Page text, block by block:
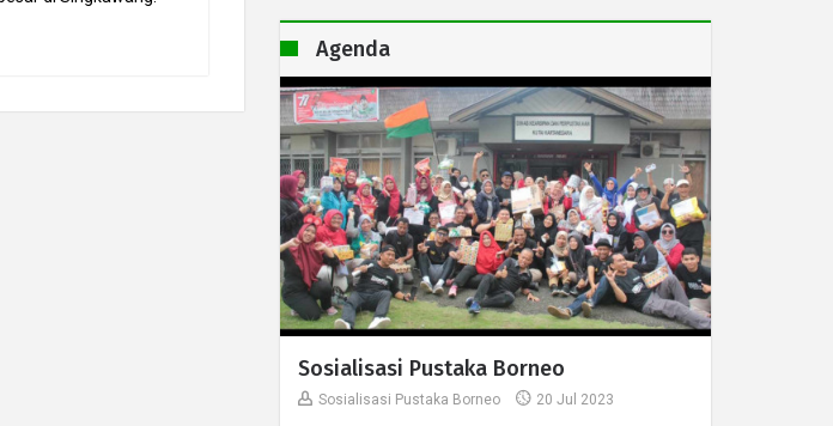
Agenda
Sosialisasi Pustaka Borneo
Sosialisasi Pustaka Borneo 20 Jul 2023